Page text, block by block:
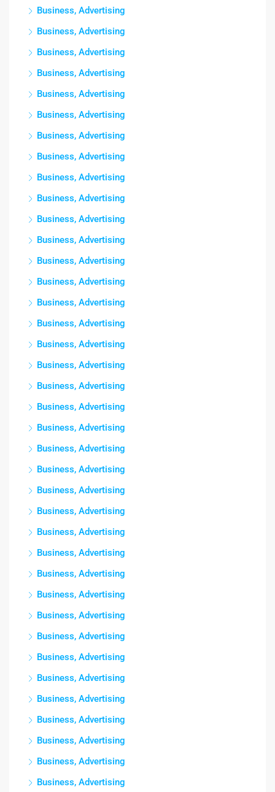
Business, Advertising
Business, Advertising
Business, Advertising
Business, Advertising
Business, Advertising
Business, Advertising
Business, Advertising
Business, Advertising
Business, Advertising
Business, Advertising
Business, Advertising
Business, Advertising
Business, Advertising
Business, Advertising
Business, Advertising
Business, Advertising
Business, Advertising
Business, Advertising
Business, Advertising
Business, Advertising
Business, Advertising
Business, Advertising
Business, Advertising
Business, Advertising
Business, Advertising
Business, Advertising
Business, Advertising
Business, Advertising
Business, Advertising
Business, Advertising
Business, Advertising
Business, Advertising
Business, Advertising
Business, Advertising
Business, Advertising
Business, Advertising
Business, Advertising
Business, Advertising